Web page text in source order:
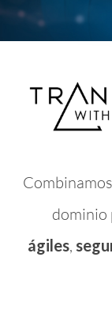
dominio
ágiles